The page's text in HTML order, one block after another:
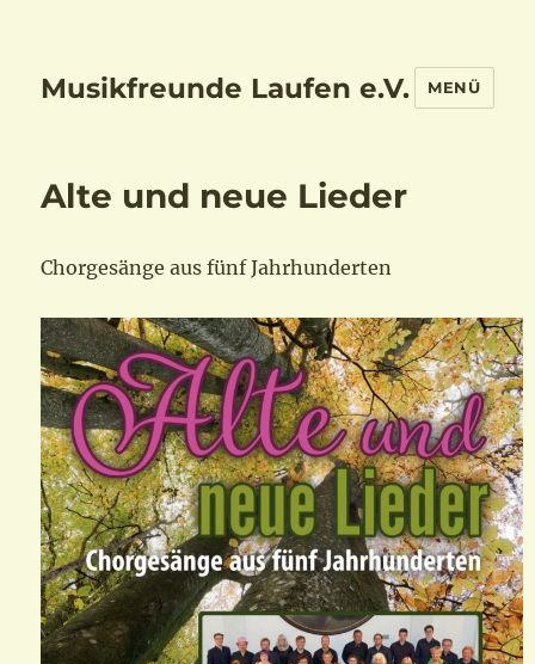
Musikfreunde Laufen e.V. MENÜ
Alte und neue Lieder
Chorgesänge aus fünf Jahrhunderten